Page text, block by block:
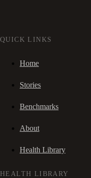
QUICK LINKS
Home
Stories
Benchmarks
About
Health Library
HEALTH LIBRARY